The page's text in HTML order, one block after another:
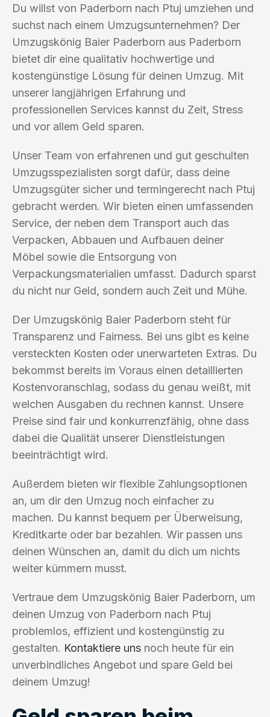
Du willst von Paderborn nach Ptuj umziehen und
suchst nach einem Umzugsunternehmen? Der
Umzugskönig Baier Paderborn aus Paderborn
bietet dir eine qualitativ hochwertige und
kostengünstige Lösung für deinen Umzug. Mit
unserer langjährigen Erfahrung und
professionellen Services kannst du Zeit, Stress
und vor allem Geld sparen.
Unser Team von erfahrenen und gut geschulten
Umzugsspezialisten sorgt dafür, dass deine
Umzugsgüter sicher und termingerecht nach Ptuj
gebracht werden. Wir bieten einen umfassenden
Service, der neben dem Transport auch das
Verpacken, Abbauen und Aufbauen deiner
Möbel sowie die Entsorgung von
Verpackungsmaterialien umfasst. Dadurch sparst
du nicht nur Geld, sondern auch Zeit und Mühe.
Der Umzugskönig Baier Paderborn steht für
Transparenz und Fairness. Bei uns gibt es keine
versteckten Kosten oder unerwarteten Extras. Du
bekommst bereits im Voraus einen detaillierten
Kostenvoranschlag, sodass du genau weißt, mit
welchen Ausgaben du rechnen kannst. Unsere
Preise sind fair und konkurrenzfähig, ohne dass
dabei die Qualität unserer Dienstleistungen
beeinträchtigt wird.
Außerdem bieten wir flexible Zahlungsoptionen
an, um dir den Umzug noch einfacher zu
machen. Du kannst bequem per Überweisung,
Kreditkarte oder bar bezahlen. Wir passen uns
deinen Wünschen an, damit du dich um nichts
weiter kümmern musst.
Vertraue dem Umzugskönig Baier Paderborn, um
deinen Umzug von Paderborn nach Ptuj
problemlos, effizient und kostengünstig zu
gestalten. Kontaktiere uns noch heute für ein
unverbindliches Angebot und spare Geld bei
deinem Umzug!